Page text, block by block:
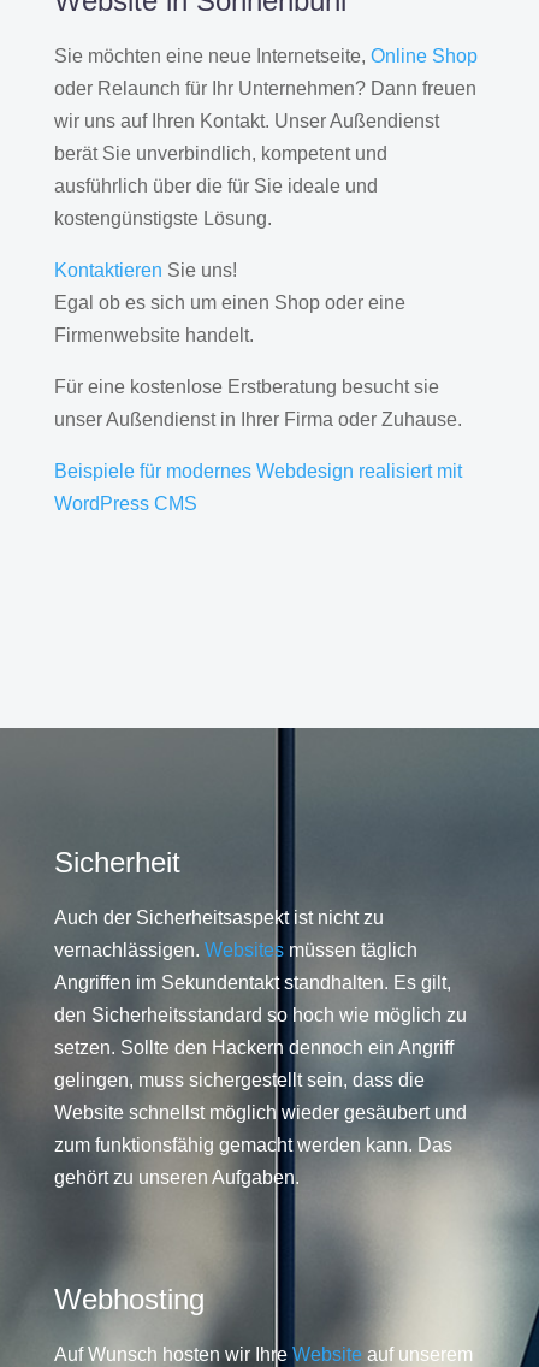
Sie möchten eine neue Internetseite, Online Shop
oder Relaunch für Ihr Unternehmen? Dann freuen
wir uns auf Ihren Kontakt. Unser Außendienst
berät Sie unverbindlich, kompetent und
ausführlich über die für Sie ideale und
kostengünstigste Lösung.
Kontaktieren Sie uns!
Egal ob es sich um einen Shop oder eine
Firmenwebsite handelt.
Für eine kostenlose Erstberatung besucht sie
unser Außendienst in Ihrer Firma oder Zuhause.
Beispiele für modernes Webdesign realisiert mit
WordPress CMS
Sicherheit
Auch der Sicherheitsaspekt ist nicht zu
vernachlässigen. Websitesmüssen täglich
Angriffen im Sekundentakt standhalten. Es gilt,
den Sicherheitsstandard so hoch wie möglich zu
setzen. Sollte den Hackern dennoch ein Angriff
gelingen, muss sichergestellt sein, dass die
Website schnellst möglich wieder gesäubert und
zum funktionsfähig gemacht werden kann. Das
gehört zu unseren Aufgaben.
Webhosting
Auf Wunsch hosten wir Ihre Website auf unserem